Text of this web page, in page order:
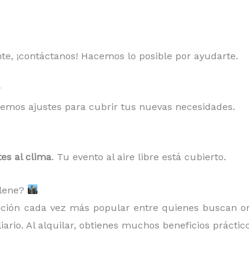
¡contáctanos! Hacemos lo posible por ayudarte.
ajustes para cubrir tus nuevas necesidades.
al clima. Tu evento al aire libre está cubierto.
cada vez más popular entre quienes buscan
Al alquilar, obtienes muchos beneficios